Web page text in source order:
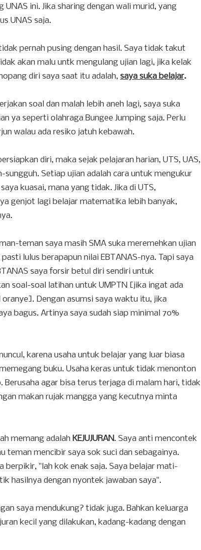
ini. Jika sharing dengan wali murid, yang
UNAS saja.
pernah pusing dengan hasil. Saya tidak takut
akan malu untk mengulang ujian lagi, jika kelak
diri saya saat itu adalah, saya suka belajar.
soal dan malah lebih aneh lagi, saya suka
ya seperti olahraga Bungee Jumping saja. Perlu
walau ada resiko jatuh kebawah.
diri, maka sejak pelajaran harian, UTS, UAS,
sungguh. Setiap ujian adalah cara untuk mengukur
kuasai, mana yang tidak. Jika di UTS,
genjot lagi belajar matematika lebih banyak,
teman saya masih SMA suka meremehkan ujian
lulus berapapun nilai EBTANAS-nya. Tapi saya
saya forsir betul diri sendiri untuk
soal-soal latihan untuk UMPTN [jika ingat ada
Dengan asumsi saya waktu itu, jika
bagus. Artinya saya sudah siap minimal 70%
karena usaha untuk belajar yang luar biasa
buku. Usaha keras untuk tidak menonton
Berusaha agar bisa terus terjaga di malam hari, tidak
makan rujak mangga yang kecutnya minta
memang adalah KEJUJURAN. Saya anti mencontek
teman mencibir saya sok suci dan sebagainya.
berpikir, "lah kok enak saja. Saya belajar mati-
hasilnya dengan nyontek jawaban saya".
saya mendukung? tidak juga. Bahkan keluarga
kecil yang dilakukan, kadang-kadang dengan